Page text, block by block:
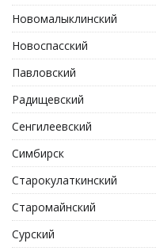
Новомалыклинский
Новоспасский
Павловский
Радищевский
Сенгилеевский
Симбирск
Старокулаткинский
Старомайнский
Сурский